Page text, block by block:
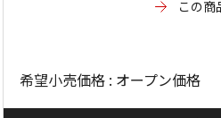
この商
希望小売価格 : オープン価格